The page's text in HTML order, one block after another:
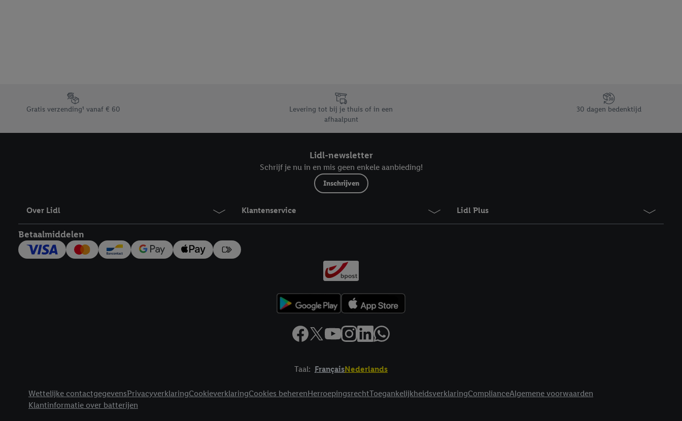
Footerelement met de verschillende USPs van Lidl.be
Gratis verzending¹ vanaf € 60
Levering tot bij je thuis of in een
afhaalpunt
30 dagen bedenktijd
Lidl-newsletter
Schrijf je nu in en mis geen enkele aanbieding!
Inschrijven
Over Lidl Klantenservice Lidl Plus
Betaalmiddelen
Taal: FrançaisNederlands
Wettelijke contactgegevensPrivacyverklaringCookieverklaringCookies beherenHerroepingsrechtToegankelijkheidsverklaringComplianceAlgemene voorwaarden
Klantinformatie over batterijen